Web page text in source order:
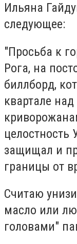
Ильяна
следующее:
"Просьба к
Рога, на
биллборд,
квартале
целостность
защищал и
границы от
Считаю
масло или
головами"